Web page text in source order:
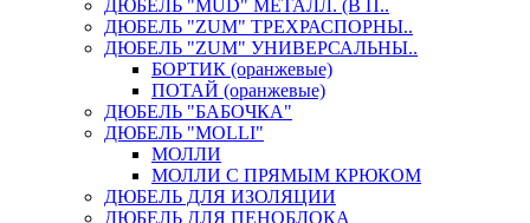
ДЮБЕЛЬ "MUD" МЕТАЛЛ. (В П..
ДЮБЕЛЬ "ZUM" ТРЕХРАСПОРНЫ..
ДЮБЕЛЬ "ZUM" УНИВЕРСАЛЬНЫ..
БОРТИК (оранжевые)
ПОТАЙ (оранжевые)
ДЮБЕЛЬ "БАБОЧКА"
ДЮБЕЛЬ "МOLLI"
МОЛЛИ
МОЛЛИ С ПРЯМЫМ КРЮКОМ
ДЮБЕЛЬ ДЛЯ ИЗОЛЯЦИИ
ДЮБЕЛЬ ДЛЯ ПЕНОБЛОКА